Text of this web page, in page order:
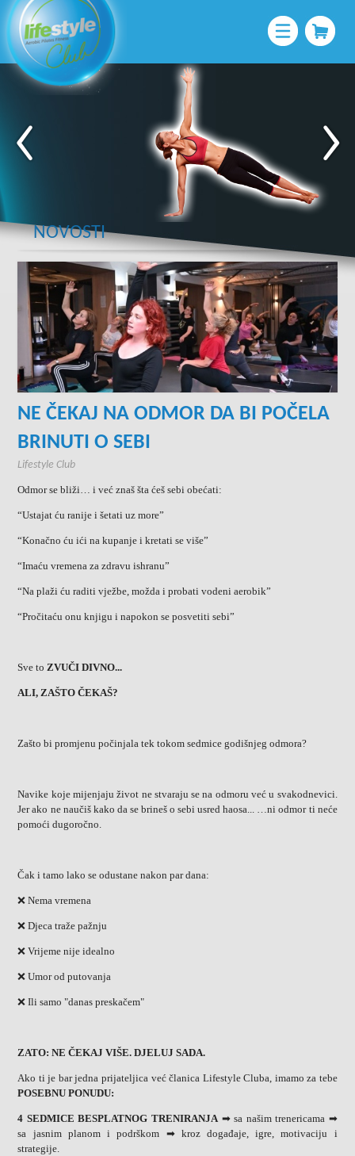
NOVOSTI
NE ČEKAJ NA ODMOR DA BI POČELA
BRINUTI O SEBI
Lifestyle Club
Odmor se bliži… i već znaš šta ćeš sebi obećati:
“Ustajat ću ranije i šetati uz more”
“Konačno ću ići na kupanje i kretati se više”
“Imaću vremena za zdravu ishranu”
“Na plaži ću raditi vježbe, možda i probati vodeni aerobik”
“Pročitaću onu knjigu i napokon se posvetiti sebi”
Sve toZVUČI DIVNO...
ALI, ZAŠTO ČEKAŠ?
Zašto bi promjenu počinjala tek tokom sedmice godišnjeg odmora?
Navike koje mijenjaju život ne stvaraju se na odmoru već u svakodnevici.
Jer ako ne naučiš kako da se brineš o sebi usred haosa... …ni odmor ti neće
pomoći dugoročno.
Čak i tamo lako se odustane nakon par dana:
❌ Nema vremena
❌ Djeca traže pažnju
❌ Vrijeme nije idealno
❌ Umor od putovanja
❌ Ili samo "danas preskačem"
ZATO: NE ČEKAJ VIŠE. DJELUJ SADA.
Ako ti je bar jedna prijateljica već članica Lifestyle Cluba, imamo za tebe
POSEBNU PONUDU:
4 SEDMICE BESPLATNOG TRENIRANJA➡ sa našim trenericama ➡
sa jasnim planom i podrškom ➡ kroz događaje, igre, motivaciju i
strategije.